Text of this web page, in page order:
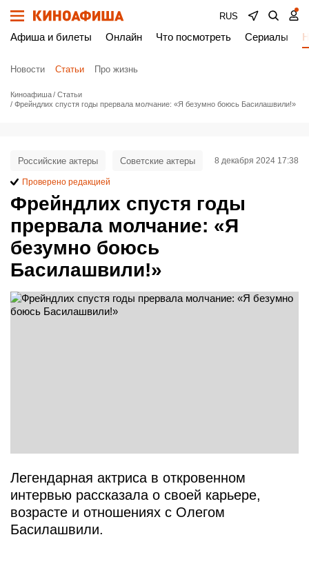
RUS
Афиша и билеты Онлайн Что посмотреть Сериалы
Новости Статьи Про жизнь
Киноафиша
Статьи
Фрейндлих спустя годы прервала молчание: «Я безумно боюсь Басилашвили!»
Фрейндлих спустя годы
прервала молчание: «Я
безумно боюсь
Басилашвили!»
Российские актеры Советские актеры 8 декабря 2024 17:38
Проверено редакцией
Легендарная актриса в откровенном
интервью рассказала о своей карьере,
возрасте и отношениях с Олегом
Басилашвили.